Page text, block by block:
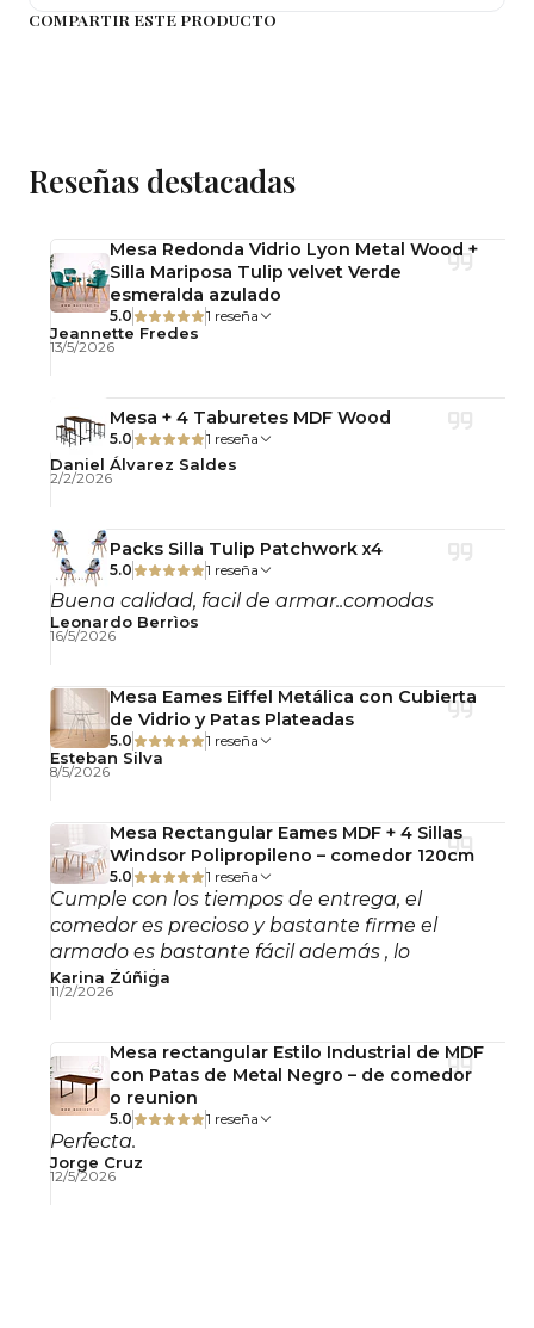
Terraza techada
Ventajas
✔️ Estructura metálica resistente y de larga
duración
excelente estabilidad
✔️ Sillas fáciles de limpiar y mantener
✔️ Diseño industrial que combina con ambientes
Cuidados
Limpiar con un paño suave ligeramente húmedo.
Secar después de la limpieza y evitar la exposición
prolongar la vida útil del acero y la cubierta.
Importante
Incluye guía de armado, pernos y herramientas.
Contáctenos ante cualquier duda.
COMPARTIR ESTE PRODUCTO
Reseñas destacadas
Mesa Redonda Vidrio Lyon Metal Wood +
Silla Mariposa Tulip velvet Verde
esmeralda azulado
5.0 1 reseña
Jeannette Fredes
13/5/2026
Mesa + 4 Taburetes MDF Wood
5.0 1 reseña
Daniel Álvarez Saldes
2/2/2026
Packs Silla Tulip Patchwork x4
5.0 1 reseña
Buena calidad, facil de armar..comodas
Leonardo Berrìos
16/5/2026
Mesa Eames Eiffel Metálica con Cubierta
de Vidrio y Patas Plateadas
5.0 1 reseña
Esteban Silva
8/5/2026
Mesa Rectangular Eames MDF + 4 Sillas
Windsor Polipropileno – comedor 120cm
5.0 1 reseña
Cumple con los tiempos de entrega, el
comedor es precioso y bastante firme el
armado es bastante fácil además , lo
recomiendo!
Karina Zúñiga
11/2/2026
Mesa rectangular Estilo Industrial de MDF
con Patas de Metal Negro – de comedor
o reunion
5.0 1 reseña
Perfecta.
Jorge Cruz
12/5/2026